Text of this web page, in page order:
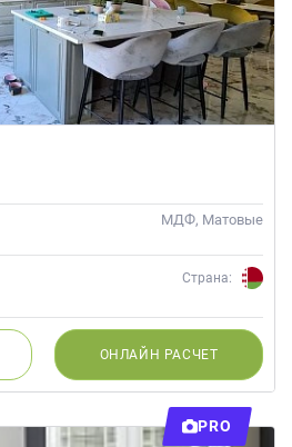
МДФ, Матовые
Страна:
ОНЛАЙН РАСЧЕТ
PRO